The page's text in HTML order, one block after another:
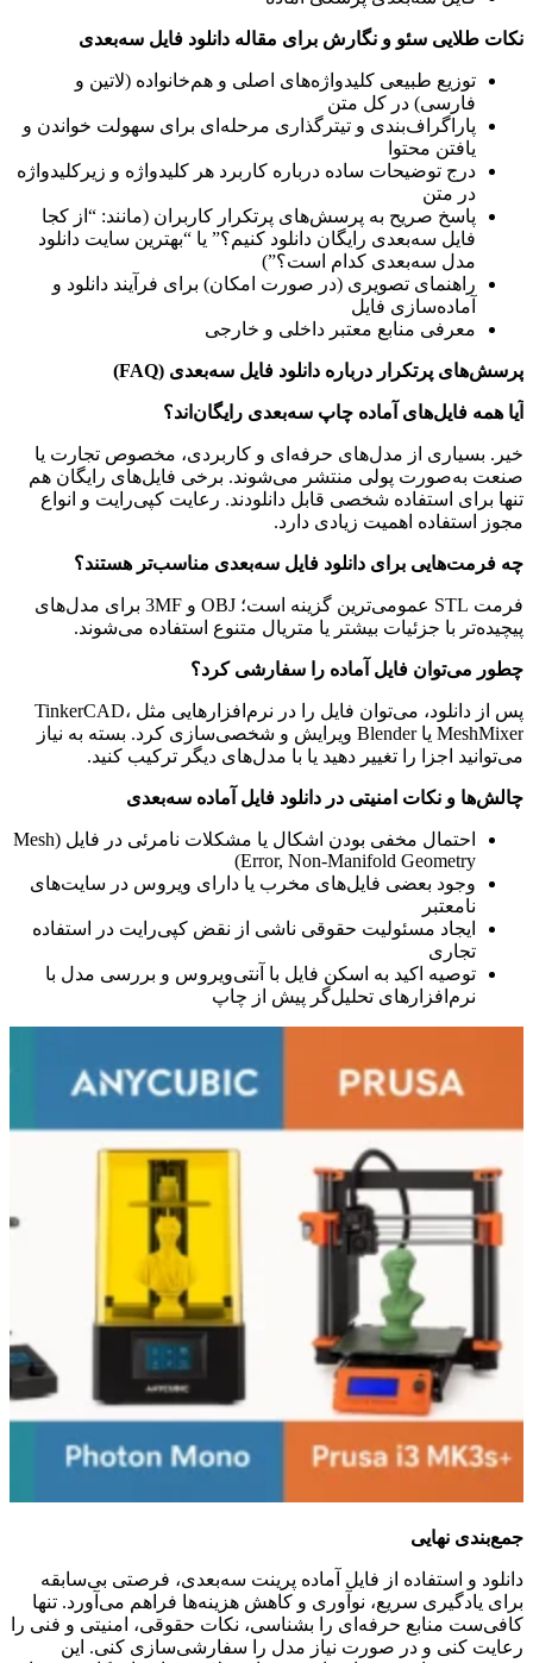
نکات طلایی سئو و نگارش برای مقاله دانلود فایل سه‌بعدی
توزیع طبیعی کلیدواژه‌‌های اصلی و هم‌خانواده (لاتین و
فارسی) در کل متن
پاراگراف‌بندی و تیترگذاری مرحله‌ای برای سهولت خواندن و
یافتن محتوا
درج توضیحات ساده درباره کاربرد هر کلیدواژه و زیرکلیدواژه
در متن
پاسخ صریح به پرسش‌های پرتکرار کاربران (مانند: “از کجا
فایل سه‌بعدی رایگان دانلود کنیم؟” یا “بهترین سایت دانلود
مدل سه‌بعدی کدام است؟”)
راهنمای تصویری (در صورت امکان) برای فرآیند دانلود و
آماده‌سازی فایل
معرفی منابع معتبر داخلی و خارجی
پرسش‌های پرتکرار درباره دانلود فایل سه‌بعدی (FAQ)
آیا همه فایل‌های آماده چاپ سه‌بعدی رایگان‌اند؟
خیر. بسیاری از مدل‌های حرفه‌ای و کاربردی، مخصوص تجارت یا
صنعت به‌صورت پولی منتشر می‌شوند. برخی فایل‌های رایگان هم
تنها برای استفاده شخصی قابل دانلودند. رعایت کپی‌رایت و انواع
مجوز استفاده اهمیت زیادی دارد.
چه فرمت‌هایی برای دانلود فایل سه‌بعدی مناسب‌تر هستند؟
فرمت STL عمومی‌ترین گزینه است؛ OBJ و 3MF برای مدل‌های
پیچیده‌تر با جزئیات بیشتر یا متریال متنوع استفاده می‌شوند.
چطور می‌توان فایل آماده را سفارشی کرد؟
پس از دانلود، می‌توان فایل را در نرم‌افزارهایی مثل TinkerCAD،
MeshMixer یا Blender ویرایش و شخصی‌سازی کرد. بسته به نیاز
می‌توانید اجزا را تغییر دهید یا با مدل‌های دیگر ترکیب کنید.
چالش‌ها و نکات امنیتی در دانلود فایل آماده سه‌بعدی
احتمال مخفی بودن اشکال یا مشکلات نامرئی در فایل (Mesh
Error, Non-Manifold Geometry)
وجود بعضی فایل‌های مخرب یا دارای ویروس در سایت‌های
نامعتبر
ایجاد مسئولیت حقوقی ناشی از نقض کپی‌رایت در استفاده
تجاری
توصیه اکید به اسکن فایل با آنتی‌ویروس و بررسی مدل با
نرم‌افزارهای تحلیل‌گر پیش از چاپ
جمع‌بندی نهایی
دانلود و استفاده از فایل آماده پرینت سه‌بعدی، فرصتی بی‌سابقه
برای یادگیری سریع، نوآوری و کاهش هزینه‌ها فراهم می‌آورد. تنها
کافی‌ست منابع حرفه‌ای را بشناسی، نکات حقوقی، امنیتی و فنی را
رعایت کنی و در صورت نیاز مدل را سفارشی‌سازی کنی. این